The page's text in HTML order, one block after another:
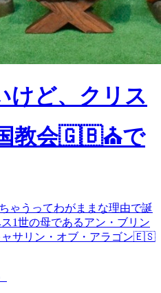
けど、クリス
教会🇬🇧⛪️で
ゃうってわがままな理由で誕
1世の母であるアン・ブリン
ャサリン・オブ・アラゴン🇪🇸